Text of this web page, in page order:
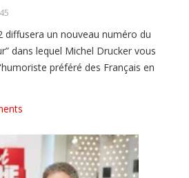
diffusera un nouveau numéro du
dans lequel Michel Drucker vous
préféré des Français en